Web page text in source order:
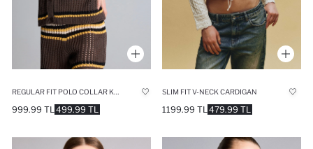
REGULAR FIT POLO COLLAR KNITWEAR CARDIGAN
499.99 TL
999.99 TL
SLIM FIT V-NECK CARDIGAN
479.99 TL
1199.99 TL